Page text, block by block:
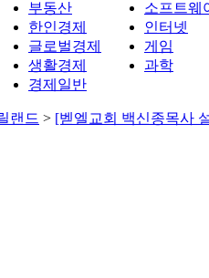
부동산
한인경제
글로벌경제
생활경제
경제일반
소프트웨
인터넷
게임
과학
랜드 > [벧엘교회 백신종목사